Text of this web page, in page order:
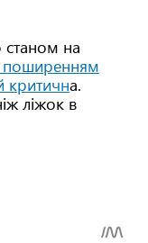
станом на
поширенням
критична.
ліжок в